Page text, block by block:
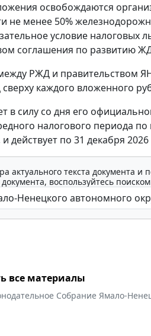
освобождаются
не менее 50%
условие налоговых
соглашения по развитию
РЖД и правительством
каждого вложенного
в силу со дня его
налогового периода
действует по 31 декабря 2026
актуального текста документа
воспользуйтесь
все материалы
Собрание Ямало-